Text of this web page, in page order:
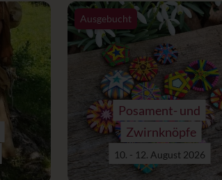
Ausgebucht
Posament- und
Zwirnknöpfe
10. - 12. August 2026